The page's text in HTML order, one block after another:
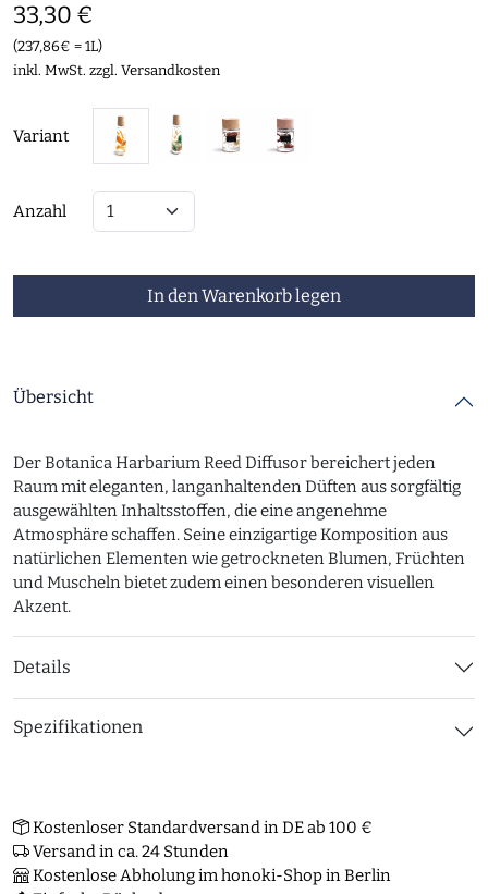
33,30 €
(237,86€ = 1L)
inkl. MwSt. zzgl. Versandkosten
Variant
Anzahl
In den Warenkorb legen
Übersicht
Der Botanica Harbarium Reed Diffusor bereichert jeden
Raum mit eleganten, langanhaltenden Düften aus sorgfältig
ausgewählten Inhaltsstoffen, die eine angenehme
Atmosphäre schaffen. Seine einzigartige Komposition aus
natürlichen Elementen wie getrockneten Blumen, Früchten
und Muscheln bietet zudem einen besonderen visuellen
Akzent.
Details
Spezifikationen
Kostenloser Standardversand in DE ab 100 €
Versand in ca. 24 Stunden
Kostenlose Abholung im honoki-Shop in Berlin